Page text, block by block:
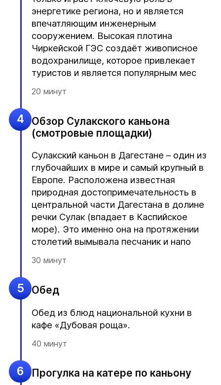
энергетике региона, но и является
впечатляющим инженерным
сооружением. Высокая плотина
Чиркейской ГЭС создаёт живописное
водохранилище, которое привлекает
туристов и является популярным мес
20 минут
4
Обзор Сулакского каньона
(смотровые площадки)
Сулакский каньон в Дагестане – один из
глубочайших в мире и самый крупный в
Европе. Расположена известная
природная достопримечательность в
центральной части Дагестана в долине
речки Сулак (впадает в Каспийское
море). Это именно она на протяжении
столетий вымывала песчаник и напо
30 минут
5 Обед
Обед из блюд национальной кухни в
кафе «Дубовая роща».
40 минут
6 Прогулка на катере по каньону